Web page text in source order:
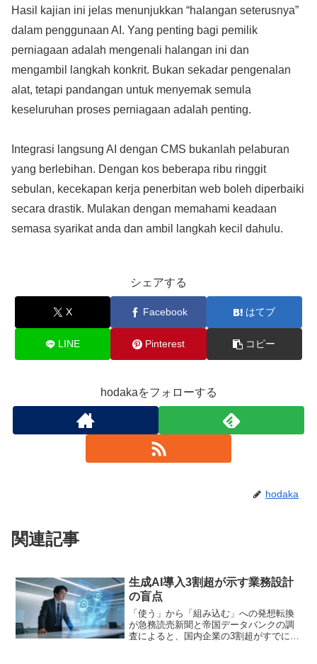
Hasil kajian ini jelas menunjukkan “halangan seterusnya”
dalam penggunaan AI. Yang penting bagi pemilik
perniagaan adalah mengenali halangan ini dan
mengambil langkah konkrit. Bukan sekadar pengenalan
alat, tetapi pandangan untuk menyemak semula
keseluruhan proses perniagaan adalah penting.
Integrasi langsung AI dengan CMS bukanlah pelaburan
yang berlebihan. Dengan kos beberapa ribu ringgit
sebulan, kecekapan kerja penerbitan web boleh diperbaiki
secara drastik. Mulakan dengan memahami keadaan
semasa syarikat anda dan ambil langkah kecil dahulu.
シェアする
X Facebook はてブ
LINE Pinterest コピー
hodakaをフォローする
hodaka
関連記事
生成AI導入3割超が示す業務設計
の盲点
「使う」から「組み込む」への発想転換
が急務読売新聞と帝国データバンクの調
査によると、国内企業の3割超がすでに業